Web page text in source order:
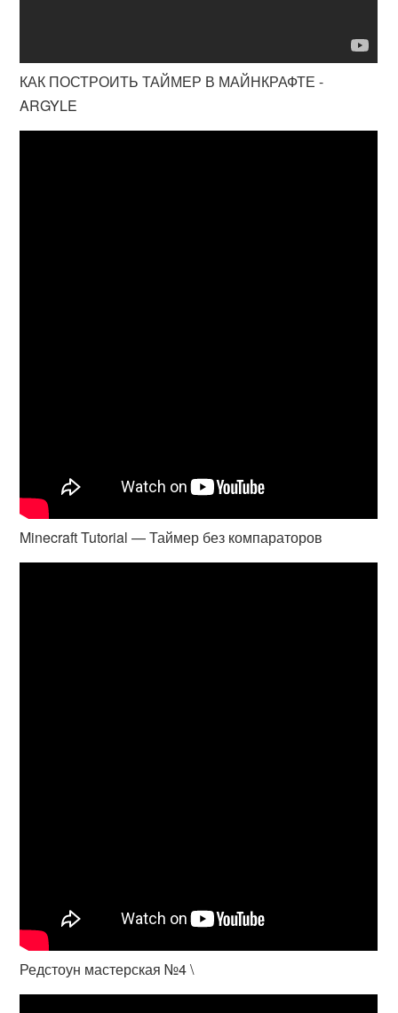
КАК ПОСТРОИТЬ ТАЙМЕР В МАЙНКРАФТЕ -
ARGYLE
Minecraft Tutorial — Таймер без компараторов
Редстоун мастерская №4 \